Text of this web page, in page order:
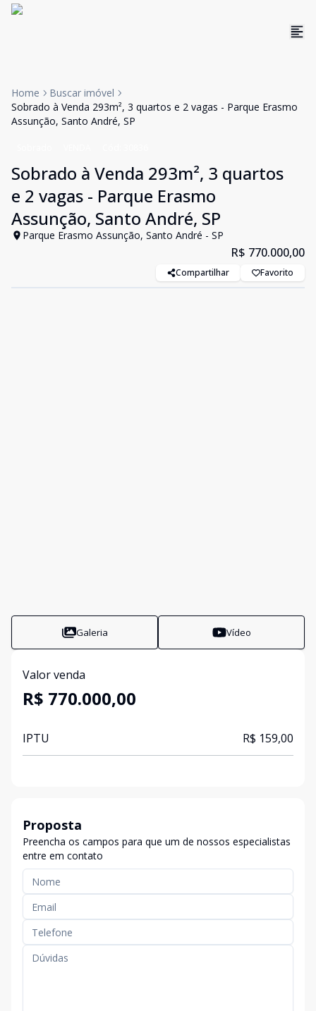
Home
Buscar imóvel
Sobrado à Venda 293m², 3 quartos e 2 vagas - Parque Erasmo
Assunção, Santo André, SP
Sobrado à Venda 293m², 3 quartos
e 2 vagas - Parque Erasmo
Assunção, Santo André, SP
Parque Erasmo Assunção, Santo André - SP
R$ 770.000,00
Compartilhar Favorito
Galeria Vídeo
Valor venda
R$ 770.000,00
IPTU R$ 159,00
Proposta
Preencha os campos para que um de nossos especialistas
entre em contato